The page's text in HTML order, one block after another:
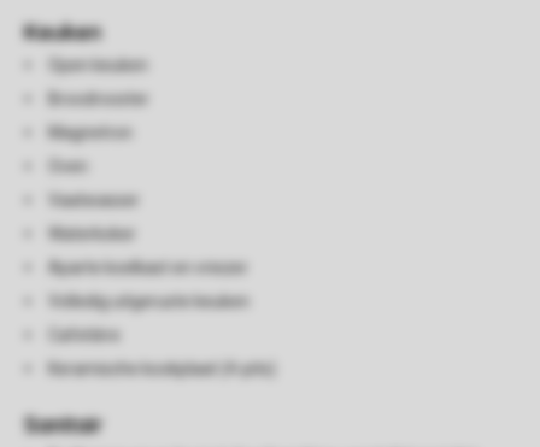
Keuken
Open keuken
Broodrooster
Magnetron
Oven
Vaatwasser
Waterkoker
Aparte koelkast en vriezer
Volledig uitgeruste keuken
Keramische kookplaat (4-pits)
Sanitair